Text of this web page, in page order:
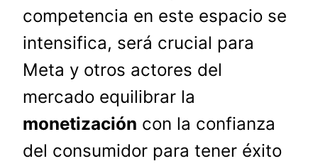
competencia en este espacio se
intensifica, será crucial para
Meta y otros actores del
mercado equilibrar la
monetización con la confianza
del consumidor para tener éxito